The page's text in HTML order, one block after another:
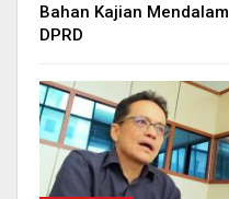
Bahan Kajian Mendalam
DPRD